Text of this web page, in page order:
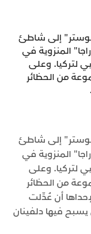
وصل "جيف فوستر" إلى شاطئ
المنزوية في
لتركيا. وعلى
من الحظائر
وصل "جيف فوستر" إلى شاطئ
المنزوية في
لتركيا. وعلى
من الحظائر
أن عُدِّلت
15 متراً إذ كان يسبح فيها دلفينان